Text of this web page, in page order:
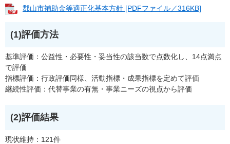
郡山市補助金等適正化基本方針 [PDFファイル／316KB]
(1)評価方法
基準評価：公益性・必要性・妥当性の該当数で点数化し、14点満点
で評価
指標評価：行政評価同様、活動指標・成果指標を定めて評価
継続性評価：代替事業の有無・事業ニーズの視点から評価
(2)評価結果
現状維持：121件